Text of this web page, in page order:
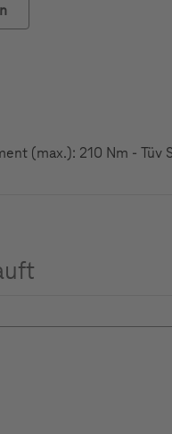
(max.): 210 Nm - Tüv